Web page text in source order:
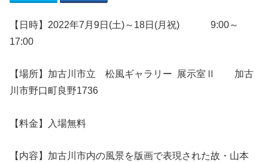
【日時】2022年7月9日(土)～18日(月祝) 9:00～
17:00
【場所】加古川市立 松風ギャラリー 展示室Ⅱ 加古
川市野口町良野1736
【料金】入場無料
【内容】加古川市内の風景を版画で表現された故・山本